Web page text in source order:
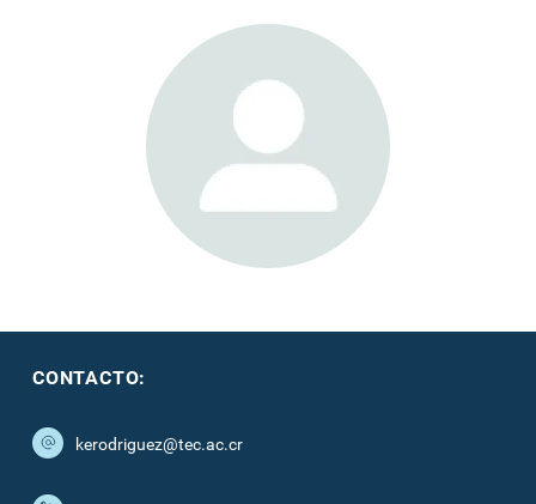
CONTACTO:
kerodriguez@tec.ac.cr